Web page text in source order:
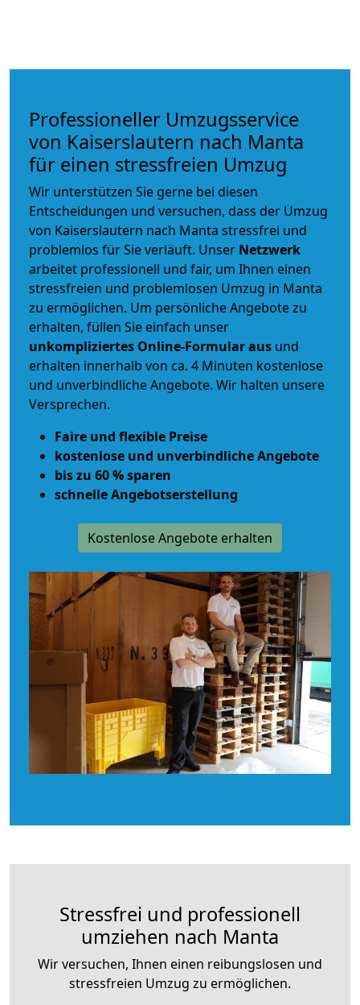
Professioneller Umzugsservice
von Kaiserslautern nach Manta
für einen stressfreien Umzug
Wir unterstützen Sie gerne bei diesen
Entscheidungen und versuchen, dass der Umzug
von Kaiserslautern nach Manta stressfrei und
problemlos für Sie verläuft. Unser Netzwerk
arbeitet professionell und fair, um Ihnen einen
stressfreien und problemlosen Umzug in Manta
zu ermöglichen. Um persönliche Angebote zu
erhalten, füllen Sie einfach unser
unkompliziertes Online-Formular aus und
erhalten innerhalb von ca. 4 Minuten kostenlose
und unverbindliche Angebote. Wir halten unsere
Versprechen.
Faire und flexible Preise
kostenlose und unverbindliche Angebote
bis zu 60 % sparen
schnelle Angebotserstellung
Kostenlose Angebote erhalten
Stressfrei und professionell
umziehen nach Manta
Wir versuchen, Ihnen einen reibungslosen und
stressfreien Umzug zu ermöglichen.